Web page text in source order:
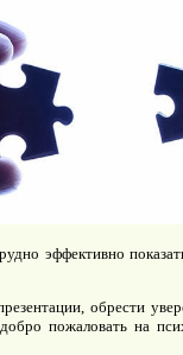
эффективно
обрести
пожаловать на